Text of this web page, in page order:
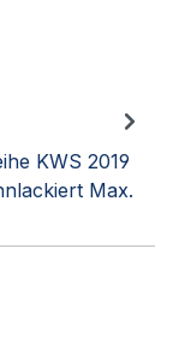
KWS 2019
Max.